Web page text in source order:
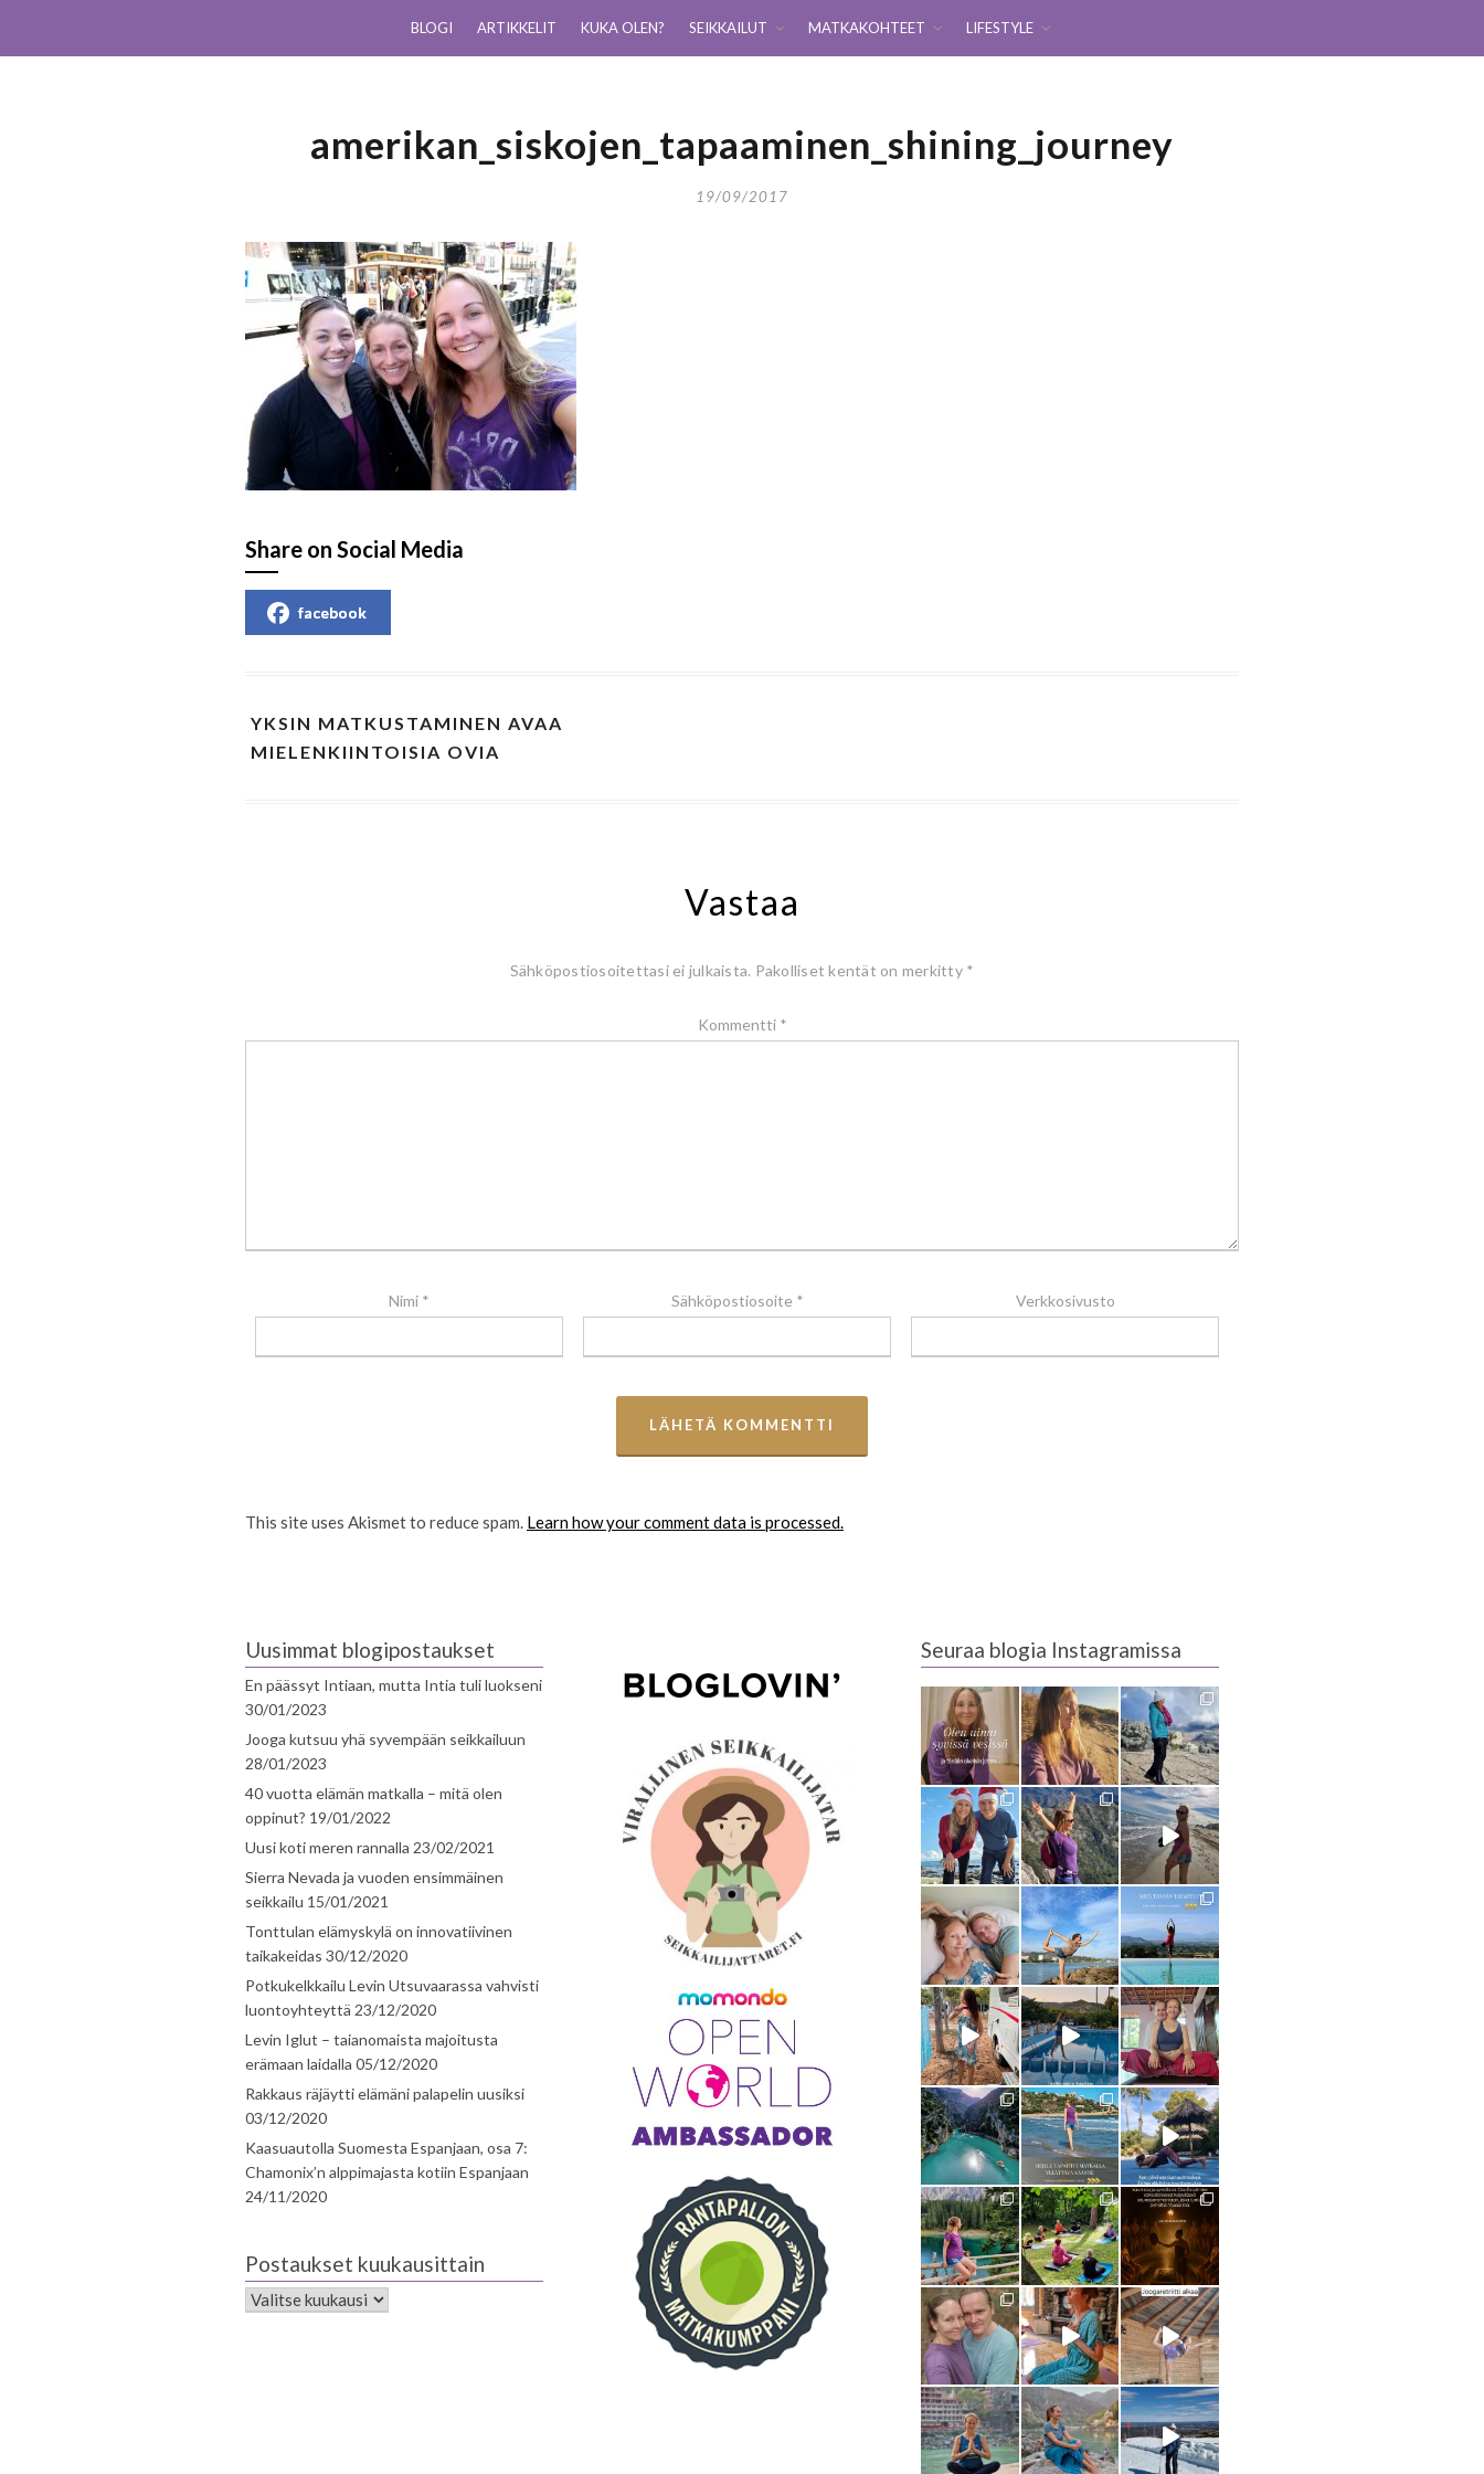
BLOGI ARTIKKELIT KUKA OLEN? SEIKKAILUT MATKAKOHTEET LIFESTYLE
amerikan_siskojen_tapaaminen_shining_journey
19/09/2017
Share on Social Media
facebook
YKSIN MATKUSTAMINEN AVAA
MIELENKIINTOISIA OVIA
Vastaa
Sähköpostiosoitettasi ei julkaista. Pakolliset kentät on merkitty *
Kommentti *
Nimi * Sähköpostiosoite * Verkkosivusto
This site uses Akismet to reduce spam. Learn how your comment data is processed.
Uusimmat blogipostaukset
En päässyt Intiaan, mutta Intia tuli luokseni
30/01/2023
Jooga kutsuu yhä syvempään seikkailuun
28/01/2023
40 vuotta elämän matkalla – mitä olen
oppinut? 19/01/2022
Uusi koti meren rannalla 23/02/2021
Sierra Nevada ja vuoden ensimmäinen
seikkailu 15/01/2021
Tonttulan elämyskylä on innovatiivinen
taikakeidas 30/12/2020
Potkukelkkailu Levin Utsuvaarassa vahvisti
luontoyhteyttä 23/12/2020
Levin Iglut – taianomaista majoitusta
erämaan laidalla 05/12/2020
Rakkaus räjäytti elämäni palapelin uusiksi
03/12/2020
Kaasuautolla Suomesta Espanjaan, osa 7:
Chamonix’n alppimajasta kotiin Espanjaan
24/11/2020
Postaukset kuukausittain
Seuraa blogia Instagramissa